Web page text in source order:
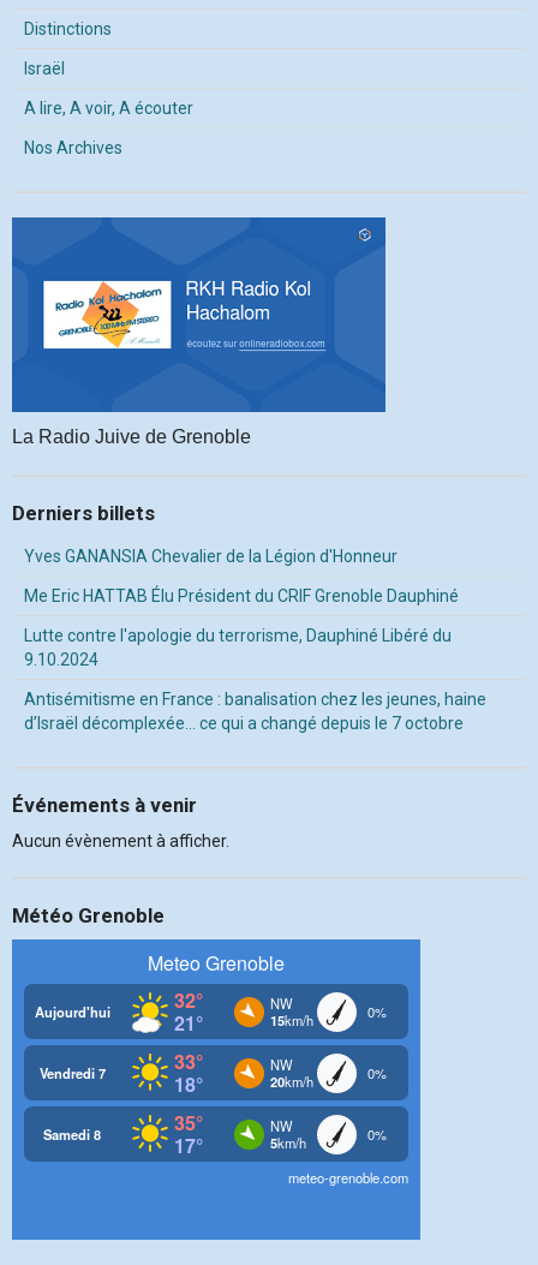
Distinctions
Israël
A lire, A voir, A écouter
Nos Archives
La Radio Juive de Grenoble
Derniers billets
Yves GANANSIA Chevalier de la Légion d'Honneur
Me Eric HATTAB Élu Président du CRIF Grenoble Dauphiné
Lutte contre l'apologie du terrorisme, Dauphiné Libéré du
9.10.2024
Antisémitisme en France : banalisation chez les jeunes, haine
d’Israël décomplexée… ce qui a changé depuis le 7 octobre
Événements à venir
Aucun évènement à afficher.
Météo Grenoble